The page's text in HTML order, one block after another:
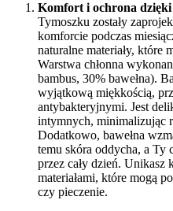
Komfort i ochrona
Tymoszku zostały
komforcie podczas
naturalne materiały, które
Warstwa chłonna
bambus, 30% bawełna).
wyjątkową miękkością,
antybakteryjnymi. Jest
intymnych, minimalizując
Dodatkowo, bawełna
temu skóra oddycha, a Ty
przez cały dzień. Unikasz
materiałami, które mogą
czy pieczenie.